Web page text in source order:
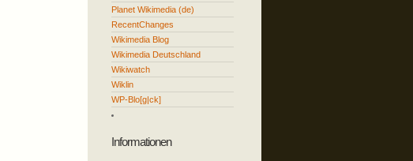
Planet Wikimedia (de)
RecentChanges
Wikimedia Blog
Wikimedia Deutschland
Wikiwatch
Wiklin
WP-Blo[g|ck]
Informationen